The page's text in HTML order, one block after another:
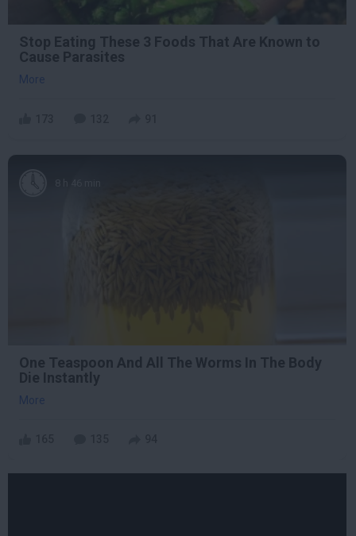
Stop Eating These 3 Foods That Are Known to
Cause Parasites
More
One Teaspoon And All The Worms In The Body
Die Instantly
More